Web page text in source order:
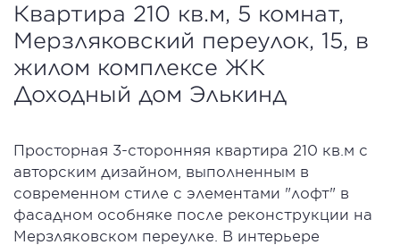
Квартира 210 кв.м, 5 комнат,
Мерзляковский переулок, 15, в
жилом комплексе ЖК
Доходный дом Элькинд
Просторная 3-сторонняя квартира 210 кв.м с
авторским дизайном, выполненным в
современном стиле с элементами "лофт" в
фасадном особняке после реконструкции на
Мерзляковском переулке. В интерьере